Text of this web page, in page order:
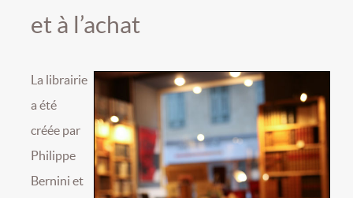
et à l’achat
La librairie
a été
créée par
Philippe
Bernini et